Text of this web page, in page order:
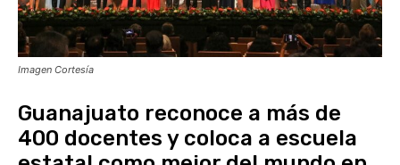
Imagen Cortesía
Guanajuato reconoce a más de
400 docentes y coloca a escuela